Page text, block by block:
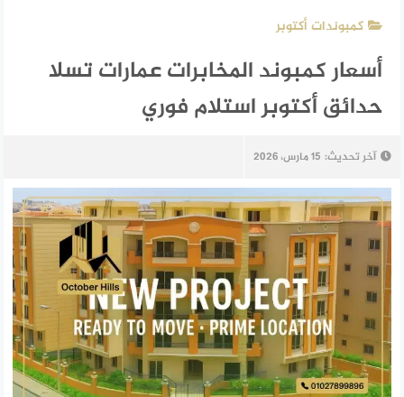
كمبوندات أكتوبر
أسعار كمبوند المخابرات عمارات تسلا
حدائق أكتوبر استلام فوري
آخر تحديث: 15 مارس، 2026